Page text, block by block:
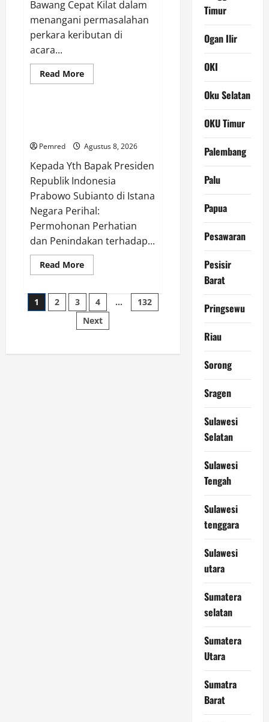
Bawang Cepat Kilat dalam
menangani permasalahan
perkara keributan di
acara...
Read MoreRead
more
Satreskrim
Tulang
Bawang
Tindak
Tegas
Para
Pelaku
Uncategorized
Pemred Agustus 8, 2026
Kepada Yth Bapak Presiden
Republik Indonesia
Prabowo Subianto di Istana
Negara Perihal:
Permohonan Perhatian
dan Penindakan terhadap...
Read MoreRead
more
TERBUKA
UNTUK
PEMERINTAH
PUSAT
Paginasi
1 2 3 4 …
132
Next
Timur
Ogan Ilir
OKI
Oku Selatan
OKU Timur
Palembang
Palu
Papua
Pesawaran
Pesisir
Barat
Pringsewu
Riau
Sorong
Sragen
Sulawesi
Selatan
Sulawesi
Tengah
Sulawesi
tenggara
Sulawesi
utara
Sumatera
selatan
Sumatera
Utara
Sumatra
Barat